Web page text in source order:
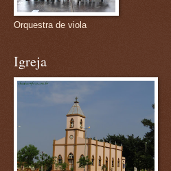
Orquestra de viola
Igreja